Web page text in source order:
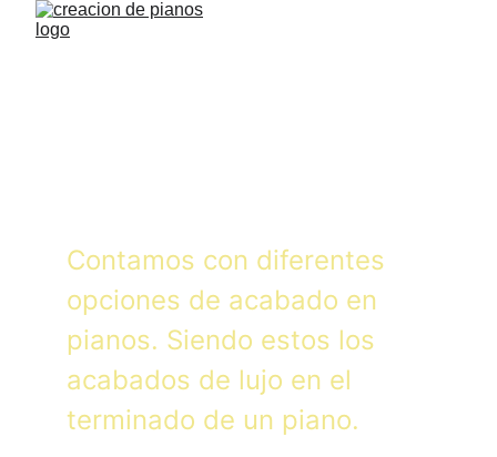
Contamos con diferentes
opciones de acabado en
pianos. Siendo estos los
acabados de lujo en el
terminado de un piano.